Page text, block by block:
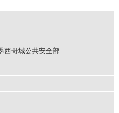
西哥城公共安全部